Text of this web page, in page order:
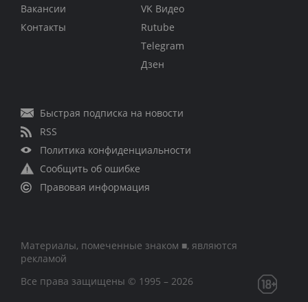
Вакансии
Контакты
VK Видео
Rutube
Telegram
Дзен
Быстрая подписка на новости
RSS
Политика конфиденциальности
Сообщить об ошибке
Правовая информация
Материалы, помеченные знаком ■, являются
рекламой
Все права защищены © 1995 – 2026